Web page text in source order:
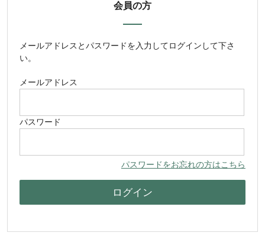
会員の方
メールアドレス とパスワードを入力してログインして下さ
い。
メールアドレス
パスワード
パスワードをお忘れの方はこちら